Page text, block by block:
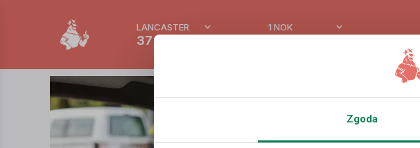
LANCASTER
37 °C
1 NOK
Zgoda